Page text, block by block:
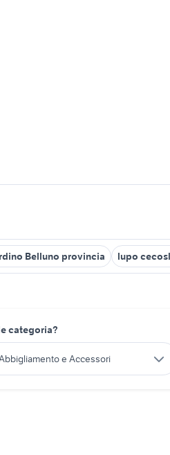
Belluno provincia lupo
categoria?
e Accessori